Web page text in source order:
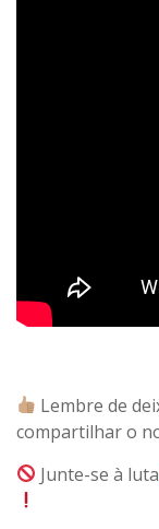
Lembre de
compartilhar o
Junte-se à luta